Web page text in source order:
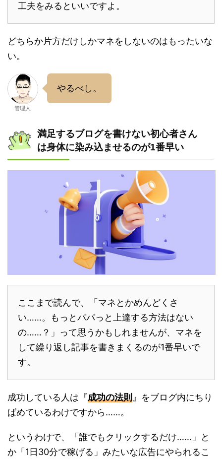
工夫をみるといいですよ。
どちらか片方だけしかマネをしないのはもったいな
い。
管理人
やるべし。
満足するブログを書けない初心者さん
は身体に染み込ませるのが1番早い
ここまで読んで、「マネとかめんどくさ
い……。もっとパパっと上達する方法はない
の……？」って思うかもしれませんが、マネを
して繰り返し記事を書きまくるのが1番早いで
す。
成功している人は『成功の法則 』をブログ内にちり
ばめているわけですから……。
というわけで、「誰でもクリックするだけ……」と
か「1日30分で稼げる」みたいな広告にやられるこ